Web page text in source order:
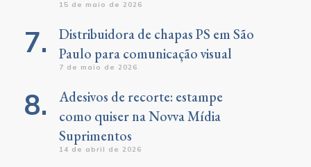
15 de maio de 2026
Distribuidora de chapas PS em São
Paulo para comunicação visual
7 de maio de 2026
Adesivos de recorte: estampe
como quiser na Novva Mídia
Suprimentos
14 de abril de 2026